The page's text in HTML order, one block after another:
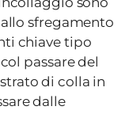
sfregamento
chiave tipo
passare del
di colla in
dalle